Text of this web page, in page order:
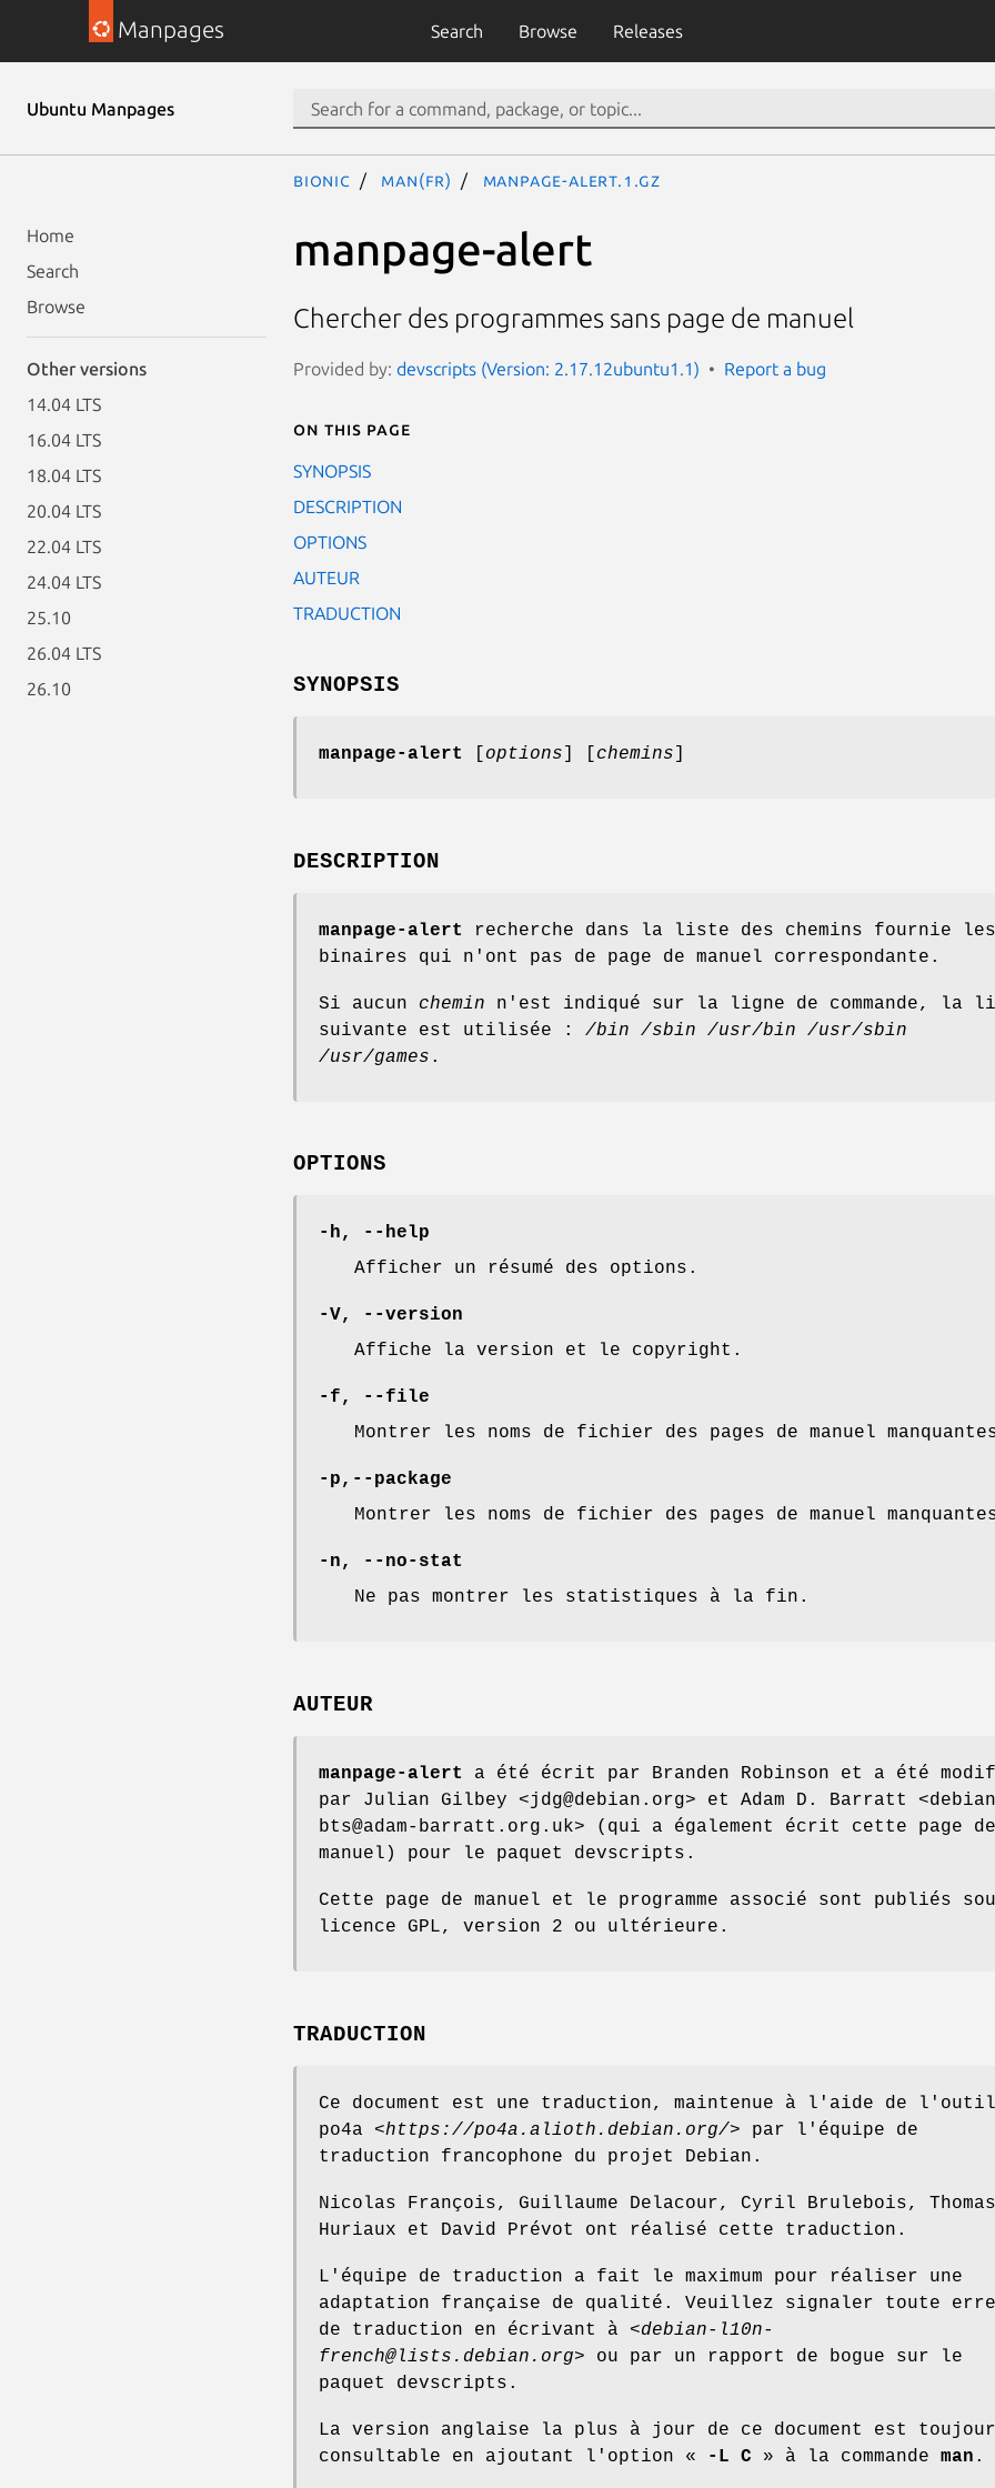
Manpages Search Browse Releases
Ubuntu Manpages
Home
Search
Browse
Other versions
14.04 LTS
16.04 LTS
18.04 LTS
20.04 LTS
22.04 LTS
24.04 LTS
25.10
26.04 LTS
26.10
bionic man(fr) manpage-alert.1.gz
manpage-alert
Chercher des programmes sans page de manuel
Provided by: devscripts (Version: 2.17.12ubuntu1.1) Report a bug
On this page
SYNOPSIS
DESCRIPTION
OPTIONS
AUTEUR
TRADUCTION
SYNOPSIS
manpage-alert options chemins
DESCRIPTION
manpage-alert
recherche dans la liste des chemins fournie les
binaires qui n'ont pas de page de manuel correspondante.
Si aucun chemin n'est indiqué sur la ligne de commande, la
suivante est utilisée : /bin /sbin /usr/bin /usr/sbin
/usr/games .
OPTIONS
-h,
--help
Afficher un résumé des options.
-V,
--version
Affiche la version et le copyright.
-f,
--file
Montrer les noms de fichier des pages de manuel
-p, --package
Montrer les noms de fichier des pages de manuel
-n,
--no-stat
Ne pas montrer les statistiques à la fin.
AUTEUR
manpage-alert
a été écrit par Branden Robinson et a été
par Julian Gilbey <jdg@debian.org> et Adam D. Barratt
bts@adam-barratt.org.uk> (qui a également écrit cette page de
manuel) pour le paquet devscripts.
Cette page de manuel et le programme associé sont publiés
licence GPL, version 2 ou ultérieure.
TRADUCTION
Ce document est une traduction, maintenue à l'aide de l'outil
po4a <https://po4a.alioth.debian.org/> par l'équipe de
traduction francophone du projet Debian.
Nicolas François, Guillaume Delacour, Cyril Brulebois, Thomas
Huriaux et David Prévot ont réalisé cette traduction.
L'équipe de traduction a fait le maximum pour réaliser une
adaptation française de qualité. Veuillez signaler toute
de traduction en écrivant à <debian-l10n-
french@lists.debian.org> ou par un rapport de bogue sur le
paquet devscripts.
La version anglaise la plus à jour de ce document est
consultable en ajoutant l'option «
-L C » à la commande man .